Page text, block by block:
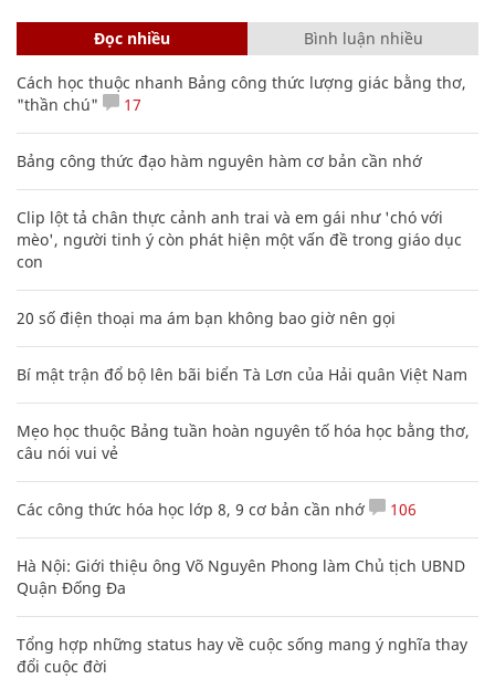
Đọc nhiều Bình luận nhiều
Cách học thuộc nhanh Bảng công thức lượng giác bằng thơ,
"thần chú"
17
Bảng công thức đạo hàm nguyên hàm cơ bản cần nhớ
Clip lột tả chân thực cảnh anh trai và em gái như 'chó với
mèo', người tinh ý còn phát hiện một vấn đề trong giáo dục
con
20 số điện thoại ma ám bạn không bao giờ nên gọi
Bí mật trận đổ bộ lên bãi biển Tà Lơn của Hải quân Việt Nam
Mẹo học thuộc Bảng tuần hoàn nguyên tố hóa học bằng thơ,
câu nói vui vẻ
Các công thức hóa học lớp 8, 9 cơ bản cần nhớ 106
Hà Nội: Giới thiệu ông Võ Nguyên Phong làm Chủ tịch UBND
Quận Đống Đa
Tổng hợp những status hay về cuộc sống mang ý nghĩa thay
đổi cuộc đời